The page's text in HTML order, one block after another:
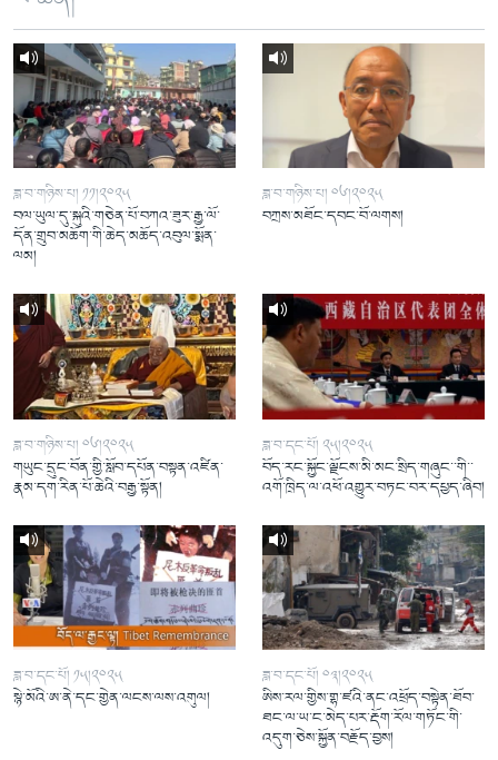
ཟླ་བ་གཉིས་པ། ༡༡།༢༠༢༥
བལ་ཡུལ་དུ་སྐུའི་གཅེན་པོ་བཀའ་ཟུར་རྒྱ་ལོ་
དོན་གྲུབ་མཆོག་གི་ཆེད་མཆོད་འབུལ་སྨོན་
ལམ།
ཟླ་བ་གཉིས་པ། ༠༦།༢༠༢༥
བཀྲས་མཐོང་དབང་བོ་ལགས།
ཟླ་བ་གཉིས་པ། ༠༦།༢༠༢༥
གཡུང་དྲུང་བོན་གྱི་སློབ་དཔོན་བསྟན་འཛིན་
རྣམ་དག་རིན་པོ་ཆེའི་བརྒྱ་སྟོན།
ཟླ་བ་དང་པོ། ༢༥།༢༠༢༥
བོད་རང་སྐྱོང་ལྗོངས་མི་མང་སྲིད་གཞུང་་གི་་
འགོ་ཁྲིད་ལ་འཕོ་འགྱུར་བཏང་བར་དཔྱད་ཞིབ།
ཟླ་བ་དང་པོ། ༡༥།༢༠༢༥
སྙེ་མོའི་ཨ་ནེ་དང་གྱེན་ལངས་ལས་འགུལ།
ཟླ་བ་དང་པོ། ༠༣།༢༠༢༥
ཨིས་རལ་གྱིས་གྷ་ཛའི་ནང་འཕྲོད་བསྟེན་ཐོབ་
ཐང་ལ་ཡ་ང་མེད་པར་རྡོག་རོལ་གཏོང་གི་
འདུག་ཅེས་སྐྱོན་བརྗོད་བྱས།